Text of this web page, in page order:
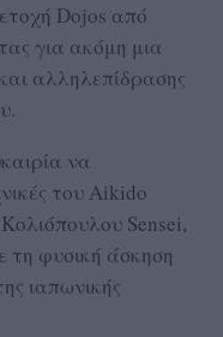
Dojos από
για ακόμη μια
αλληλεπίδρασης
να
του Aikido
Sensei,
τη φυσική άσκηση
ιαπωνικής